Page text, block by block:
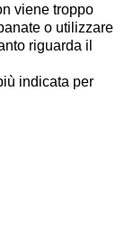
viene troppo
o utilizzare
riguarda il
indicata per